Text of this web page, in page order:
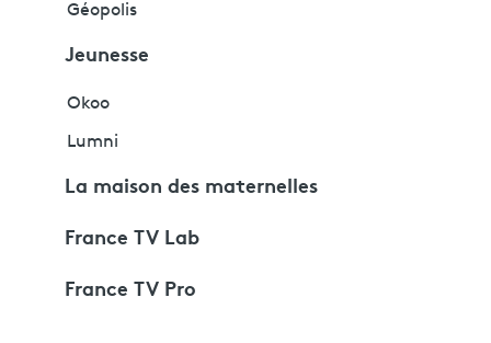
Géopolis
Jeunesse
Okoo
Lumni
La maison des maternelles
France TV Lab
France TV Pro